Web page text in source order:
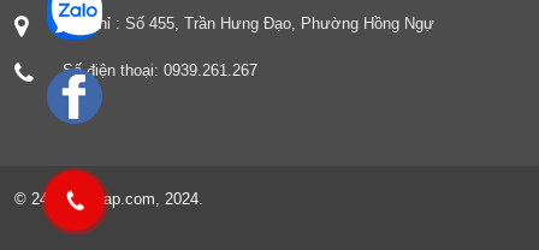
Địa chỉ : Số 455, Trần Hưng Đạo, Phường Hồng Ngự
Số điện thoại: 0939.261.267
© 247dongthap.com, 2024.